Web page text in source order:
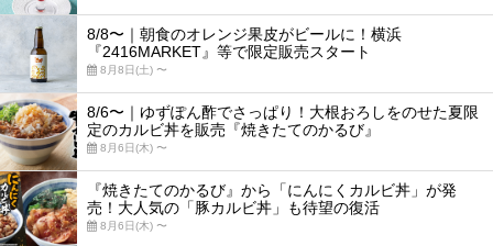
8/8〜｜朝食のオレンジ果皮がビールに！横浜
『2416MARKET』等で限定販売スタート
8月8日(土) 〜
8/6〜｜ゆずぽん酢でさっぱり！大根おろしをのせた夏限
定のカルビ丼を販売『焼きたてのかるび』
8月6日(木) 〜
『焼きたてのかるび』から「にんにくカルビ丼」が発
売！大人気の「豚カルビ丼」も待望の復活
8月6日(木) 〜